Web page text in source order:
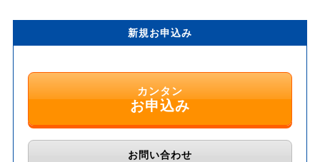
新規お申込み
カンタン
お申込み
お問い合わせ